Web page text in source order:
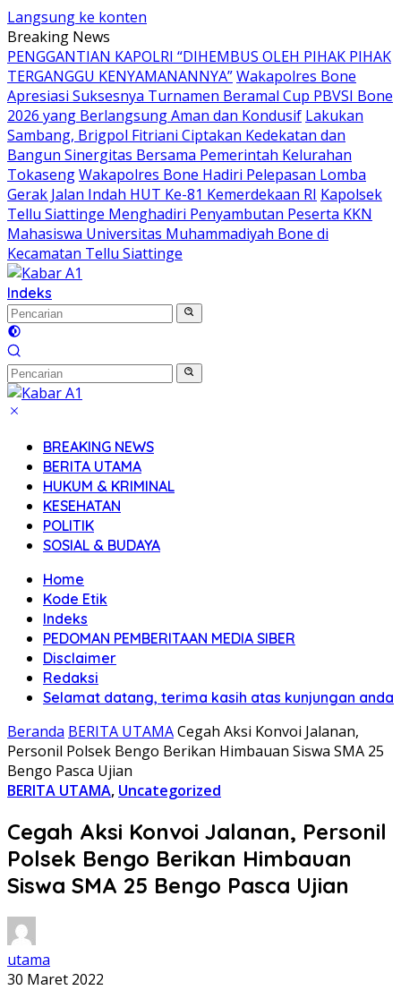
Langsung ke konten
Breaking News
PENGGANTIAN KAPOLRI “DIHEMBUS OLEH PIHAK PIHAK
TERGANGGU KENYAMANANNYA”Wakapolres Bone
Apresiasi Suksesnya Turnamen Beramal Cup PBVSI Bone
2026 yang Berlangsung Aman dan Kondusif Lakukan
Sambang, Brigpol Fitriani Ciptakan Kedekatan dan
Bangun Sinergitas Bersama Pemerintah Kelurahan
TokasengWakapolres Bone Hadiri Pelepasan Lomba
Gerak Jalan Indah HUT Ke-81 Kemerdekaan RI Kapolsek
Tellu Siattinge Menghadiri Penyambutan Peserta KKN
Mahasiswa Universitas Muhammadiyah Bone di
Kecamatan Tellu Siattinge
Indeks
BREAKING NEWS
BERITA UTAMA
HUKUM & KRIMINAL
KESEHATAN
POLITIK
SOSIAL & BUDAYA
Home
Kode Etik
Indeks
PEDOMAN PEMBERITAAN MEDIA SIBER
Disclaimer
Redaksi
Selamat datang, terima kasih atas kunjungan anda
Beranda BERITA UTAMACegah Aksi Konvoi Jalanan,
Personil Polsek Bengo Berikan Himbauan Siswa SMA 25
Bengo Pasca Ujian
BERITA UTAMA, Uncategorized
Cegah Aksi Konvoi Jalanan, Personil
Polsek Bengo Berikan Himbauan
Siswa SMA 25 Bengo Pasca Ujian
utama
30 Maret 2022